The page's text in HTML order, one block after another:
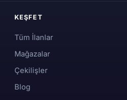
KEŞFET
Tüm İlanlar
Mağazalar
Çekilişler
Blog